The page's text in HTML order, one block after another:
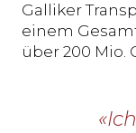
Galliker
einem
über 200 Mio.